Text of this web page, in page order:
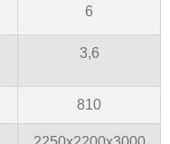
6
3,6
810